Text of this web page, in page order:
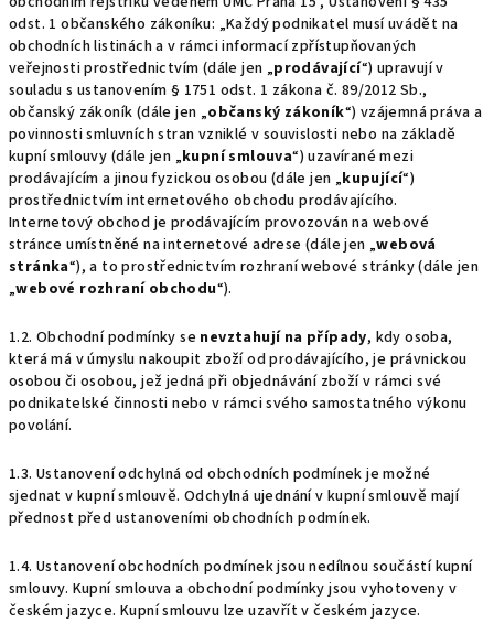
odst. 1 občanského zákoníku: „Každý podnikatel musí uvádět na
obchodních listinách a v rámci informací zpřístupňovaných
veřejnosti prostřednictvím (dále jen „prodávající“) upravují v
souladu s ustanovením § 1751 odst. 1 zákona č. 89/2012 Sb.,
občanský zákoník (dále jen „občanský zákoník“) vzájemná práva a
povinnosti smluvních stran vzniklé v souvislosti nebo na základě
kupní smlouvy (dále jen „kupní smlouva“) uzavírané mezi
prodávajícím a jinou fyzickou osobou (dále jen „kupující“)
prostřednictvím internetového obchodu prodávajícího.
Internetový obchod je prodávajícím provozován na webové
stránce umístněné na internetové adrese (dále jen „webová
stránka“), a to prostřednictvím rozhraní webové stránky (dále jen
„webové rozhraní obchodu“).
1.2. Obchodní podmínky se nevztahují na případy, kdy osoba,
která má v úmyslu nakoupit zboží od prodávajícího, je právnickou
osobou či osobou, jež jedná při objednávání zboží v rámci své
podnikatelské činnosti nebo v rámci svého samostatného výkonu
povolání.
1.3. Ustanovení odchylná od obchodních podmínek je možné
sjednat v kupní smlouvě. Odchylná ujednání v kupní smlouvě mají
přednost před ustanoveními obchodních podmínek.
1.4. Ustanovení obchodních podmínek jsou nedílnou součástí kupní
smlouvy. Kupní smlouva a obchodní podmínky jsou vyhotoveny v
českém jazyce. Kupní smlouvu lze uzavřít v českém jazyce.